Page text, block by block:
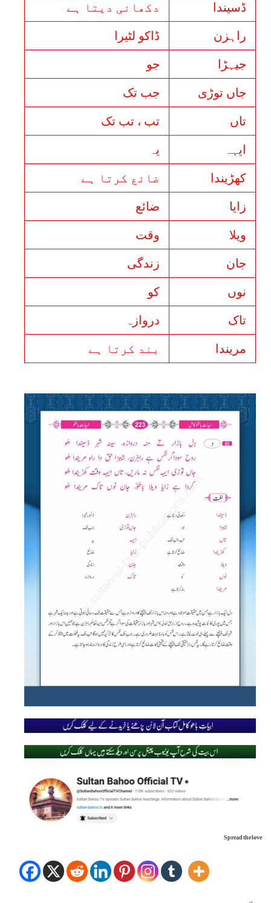
ڈسیندا دکھائی دیتا ہے
راہزن ڈاکو لٹیرا
جیہڑا جو
جاں توڑی جب تک
تاں تب ، تب تک
ایہہ یہ
کھڑیندا ضائع کرتا ہے
زايا ضائع
ویلا وقت
جان زندگی
نوں کو
تاک دروازہ
مریندا بند کرتا ہے
Spread the love